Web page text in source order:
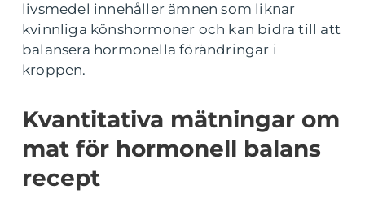
livsmedel innehåller ämnen som liknar
kvinnliga könshormoner och kan bidra till att
balansera hormonella förändringar i
kroppen.
Kvantitativa mätningar om
mat för hormonell balans
recept